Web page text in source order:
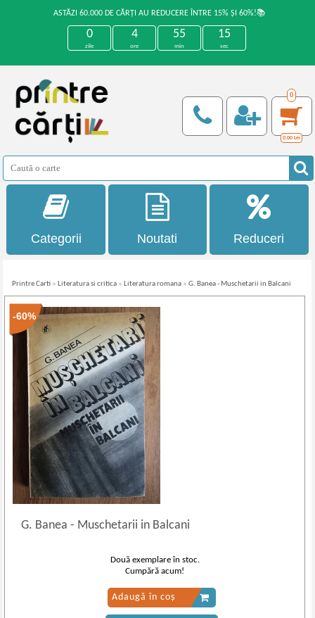
ASTĂZI 60.000 DE CĂRȚI AU REDUCERE ÎNTRE 15% ȘI 60%!📚
0
zile
4
ore
55
min
15
sec
0
0,00 Lei
Categorii Noutati Reduceri
Printre Carti » Literatura si critica » Literatura romana »G. Banea - Muschetarii in Balcani
-60%
G. Banea- Muschetarii in Balcani
Două exemplare în stoc.
Cumpără acum!
Adaugă în coș